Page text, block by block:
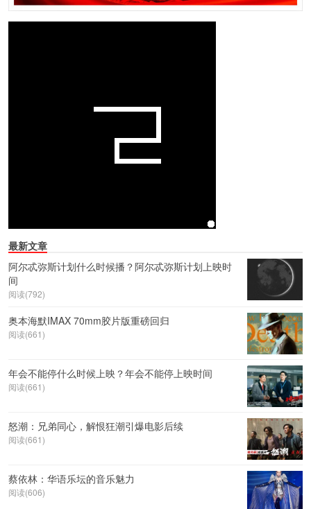
最新文章
阿尔忒弥斯计划什么时候播？阿尔忒弥斯计划上映时
间
阅读(792)
奥本海默IMAX 70mm胶片版重磅回归
阅读(661)
年会不能停什么时候上映？年会不能停上映时间
阅读(661)
怒潮：兄弟同心，解恨狂潮引爆电影后续
阅读(661)
蔡依林：华语乐坛的音乐魅力
阅读(606)